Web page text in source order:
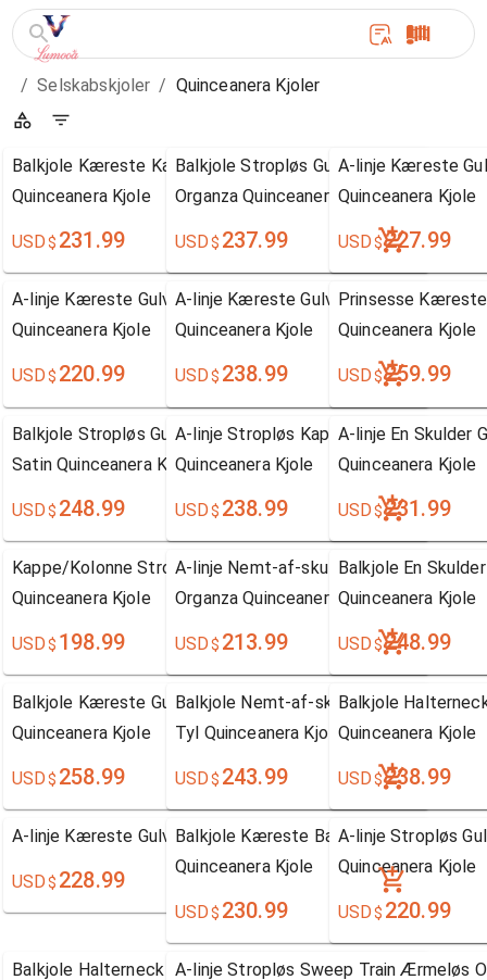
/ Selskabskjoler / Quinceanera Kjoler
Balkjole Kæreste Kapel Tog Ærmeløs Tyl
Quinceanera Kjole
USD$ 231.99
Balkjole Stropløs Gulvlængde Ærmeløs
Organza Quinceanera Kjole
USD$ 237.99
A-linje Kæreste
Quinceanera Kjole
USD$227.99
A-linje Kæreste Gulvlængde Ærmeløs Satin
Quinceanera Kjole
USD$ 220.99
A-linje Kæreste Gulvlængde Ærmeløs
Quinceanera Kjole
USD$ 238.99
Prinsesse
Quinceanera Kjole
USD$259.99
Balkjole Stropløs Gulvlængde Kapel Tog Ærmeløs
Satin Quinceanera Kjole
USD$ 248.99
A-linje Stropløs Kapel Tog Ærmeløs
Quinceanera Kjole
USD$ 238.99
A-linje En Skulder
Quinceanera Kjole
USD$231.99
Kappe/Kolonne Stropper Gulvlængde Ærmeløs Tyl
Quinceanera Kjole
USD$ 198.99
A-linje Nemt-af-skulderen Kapel Tog
Organza Quinceanera Kjole
USD$ 213.99
Balkjole En
Quinceanera Kjole
USD$248.99
Balkjole Kæreste Gulvlængde Ærmeløs Tyl
Quinceanera Kjole
USD$ 258.99
Balkjole Nemt-af-skulderen
Tyl Quinceanera Kjole
USD$ 243.99
Balkjole
Quinceanera Kjole
USD$238.99
A-linje Kæreste Gulvlængde Ærmeløs Taft Kjole
USD$ 228.99
Balkjole Kæreste Bane-tog Ærmeløs
Quinceanera Kjole
USD$ 230.99
A-linje Stropløs
Quinceanera Kjole
USD$ 220.99
Balkjole Halterneck Gulvlængde Ærmeløs Taft Tyl
A-linje Stropløs Sweep Train Ærmeløs